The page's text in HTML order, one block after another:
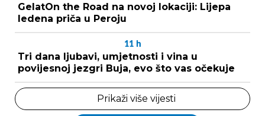
GelatOn the Road na novoj lokaciji: Lijepa
ledena priča u Peroju
11 h
Tri dana ljubavi, umjetnosti i vina u
povijesnoj jezgri Buja, evo što vas očekuje
Prikaži više vijesti